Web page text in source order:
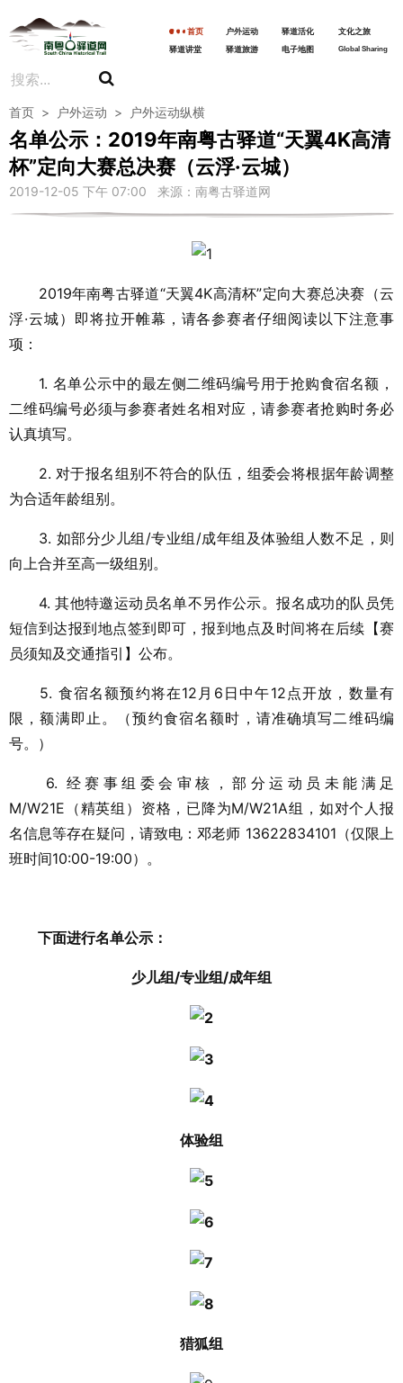
首页 户外运动 驿道活化
文化之旅
驿道讲堂
驿道旅游 电子地图 Global Sharing
首页 > 户外运动 > 户外运动纵横
名单公示：2019年南粤古驿道“天翼4K高清
杯”定向大赛总决赛（云浮·云城）
2019-12-05 下午 07:00 来源：南粤古驿道网
2019年南粤古驿道“天翼4K高清杯”定向大赛总决赛（云
浮·云城）即将拉开帷幕，请各参赛者仔细阅读以下注意事
项：
1. 名单公示中的最左侧二维码编号用于抢购食宿名额，
二维码编号必须与参赛者姓名相对应，请参赛者抢购时务必
认真填写。
2. 对于报名组别不符合的队伍，组委会将根据年龄调整
为合适年龄组别。
3. 如部分少儿组/专业组/成年组及体验组人数不足，则
向上合并至高一级组别。
4. 其他特邀运动员名单不另作公示。报名成功的队员凭
短信到达报到地点签到即可，报到地点及时间将在后续【赛
员须知及交通指引】公布。
5. 食宿名额预约将在12月6日中午12点开放，数量有
限，额满即止。（预约食宿名额时，请准确填写二维码编
号。）
6. 经赛事组委会审核，部分运动员未能满足
M/W21E（精英组）资格，已降为M/W21A组，如对个人报
名信息等存在疑问，请致电：邓老师 13622834101（仅限上
班时间10:00-19:00）。
下面进行名单公示：
少儿组/专业组/成年组
体验组
猎狐组